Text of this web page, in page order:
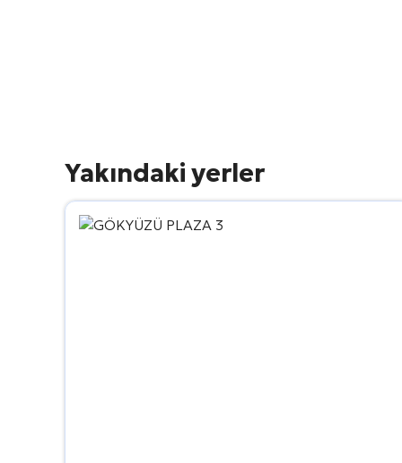
Yakındaki yerler